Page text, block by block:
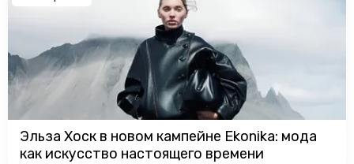
Эльза Хоск в новом кампейне Ekonika: мода
как искусство настоящего времени